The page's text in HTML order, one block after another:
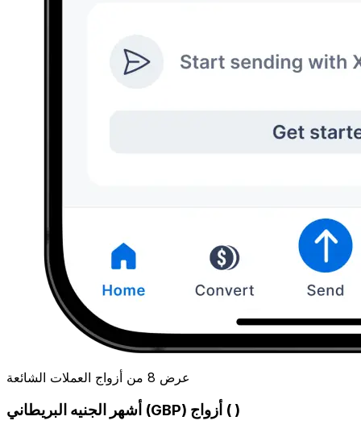
عرض 8 من أزواج العملات الشائعة
أشهر الجنيه البريطاني (GBP) أزواج ( )